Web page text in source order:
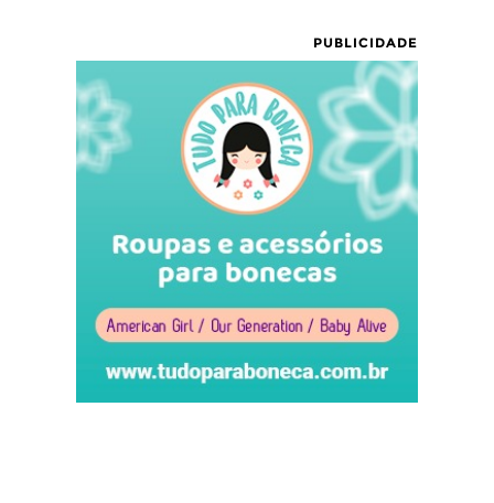
PUBLICIDADE